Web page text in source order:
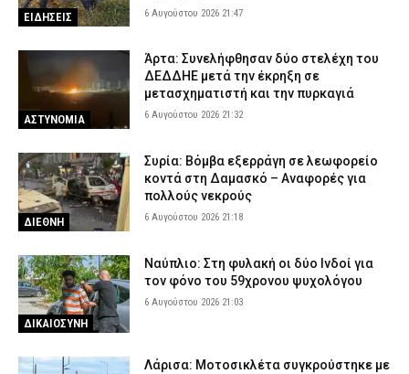
ΕΙΔΗΣΕΙΣ 6 Αυγούστου 2026 21:47
ΑΣΤΥΝΟΜΙΑ
Άρτα: Συνελήφθησαν δύο στελέχη του
ΔΕΔΔΗΕ μετά την έκρηξη σε
μετασχηματιστή και την πυρκαγιά
6 Αυγούστου 2026 21:32
ΔΙΕΘΝΗ
Συρία: Βόμβα εξερράγη σε λεωφορείο
κοντά στη Δαμασκό – Αναφορές για
πολλούς νεκρούς
6 Αυγούστου 2026 21:18
ΔΙΚΑΙΟΣΥΝΗ
Ναύπλιο: Στη φυλακή οι δύο Ινδοί για
τον φόνο του 59χρονου ψυχολόγου
6 Αυγούστου 2026 21:03
Λάρισα: Μοτοσικλέτα συγκρούστηκε με